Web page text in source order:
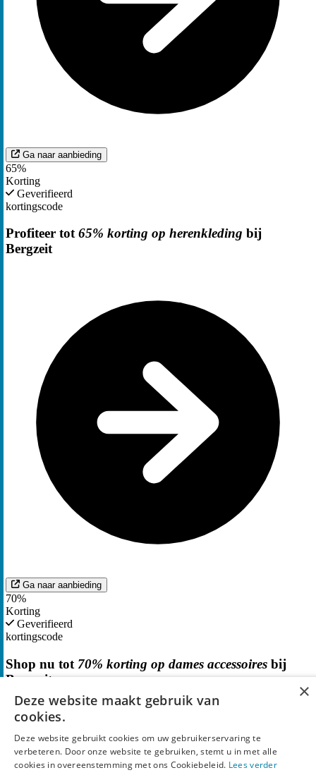
Ga naar aanbieding
65%
Korting
Geverifieerd
kortingscode
Profiteer tot65% korting op herenkleding bij
Bergzeit
Ga naar aanbieding
70%
Korting
Geverifieerd
kortingscode
Shop nu tot 70% korting op dames accessoires bij
Bergzeit
×
Deze website maakt gebruik van
cookies.
Deze website gebruikt cookies om uw gebruikerservaring te
verbeteren. Door onze website te gebruiken, stemt u in met alle
cookies in overeenstemming met ons Cookiebeleid. Lees verder